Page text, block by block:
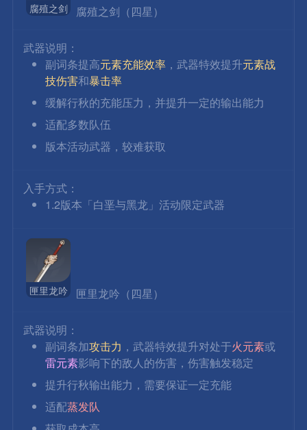
腐殖之剑 腐殖之剑（四星）
武器说明：
副词条提高元素充能效率 ，武器特效提升元素战
技伤害和暴击率
缓解行秋的充能压力，并提升一定的输出能力
适配多数队伍
版本活动武器，较难获取
入手方式：
1.2版本「白垩与黑龙」活动限定武器
匣里龙吟 匣里龙吟（四星）
武器说明：
副词条加攻击力 ，武器特效提升对处于火元素或
雷元素影响下的敌人的伤害，伤害触发稳定
提升行秋输出能力，需要保证一定充能
适配蒸发队